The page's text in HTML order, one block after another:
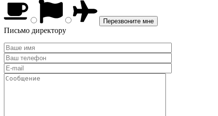
Письмо директору